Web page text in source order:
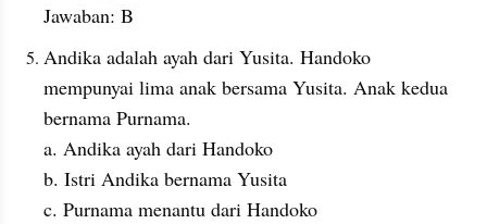
Jawaban: B
Andika adalah ayah dari Yusita. Handoko
mempunyai lima anak bersama Yusita. Anak kedua
bernama Purnama.
a. Andika ayah dari Handoko
b. Istri Andika bernama Yusita
c. Purnama menantu dari Handoko